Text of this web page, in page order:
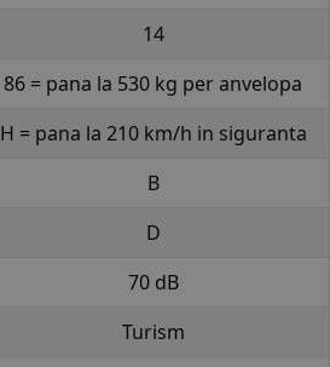
14
86 = pana la 530 kg per anvelopa
H = pana la 210 km/h in siguranta
B
D
70 dB
Turism